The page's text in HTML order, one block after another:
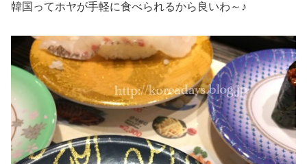
韓国ってホヤが手軽に食べられるから良いわ～♪